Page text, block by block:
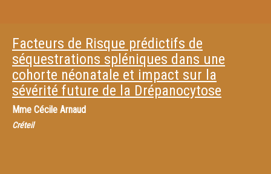
Facteurs de Risque prédictifs de
séquestrations spléniques dans une
cohorte néonatale et impact sur la
sévérité future de la Drépanocytose
Mme Cécile Arnaud
Créteil